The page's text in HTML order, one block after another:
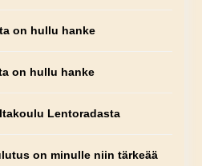
on hullu hanke
on hullu hanke
Lentoradasta
on minulle niin tärkeää